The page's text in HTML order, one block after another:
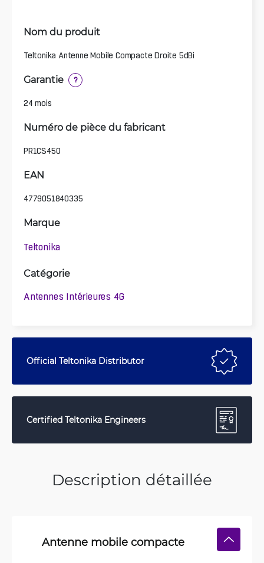
Nom du produit
Teltonika Antenne Mobile Compacte Droite 5dBi
Garantie ?
24 mois
Numéro de pièce du fabricant
PR1CS450
EAN
4779051840335
Marque
Teltonika
Catégorie
Antennes Intérieures 4G
Official Teltonika Distributor
Certified Teltonika Engineers
Description détaillée
Antenne mobile compacte